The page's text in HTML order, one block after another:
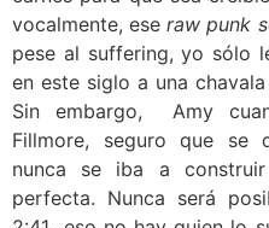
vocalmente, ese raw punk
pese al suffering, yo sólo
en este siglo a una
Sin embargo, Amy
Fillmore, seguro que se
nunca se iba a
perfecta. Nunca será